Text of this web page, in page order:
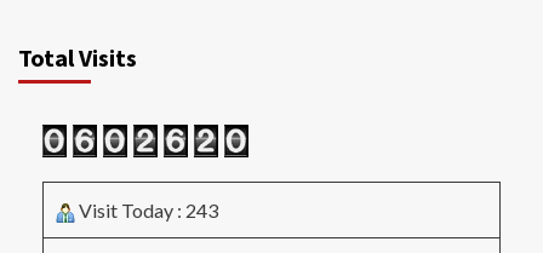
Total Visits
Visit Today : 243